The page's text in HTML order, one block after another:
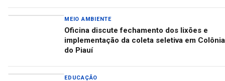
MEIO AMBIENTE
Oficina discute fechamento dos lixões e
implementação da coleta seletiva em Colônia
do Piauí
EDUCAÇÃO